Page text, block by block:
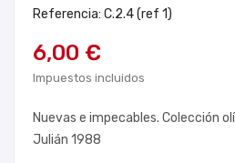
Referencia: C.2.4 (ref 1)
6,00 €
Impuestos incluidos
Nuevas e impecables. Colección
Julián 1988